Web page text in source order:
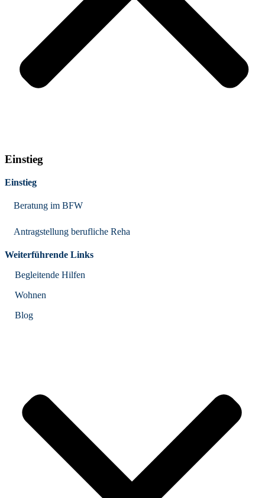
Einstieg
Einstieg
Beratung im BFW
Antragstellung berufliche Reha
Weiterführende Links
Begleitende Hilfen
Wohnen
Blog